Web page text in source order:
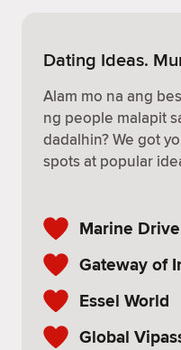
Dating Ideas.
Alam mo na ang
ng people malapit
dadalhin? We got
spots at popular
Marine Drive
Gateway of
Essel World
Global